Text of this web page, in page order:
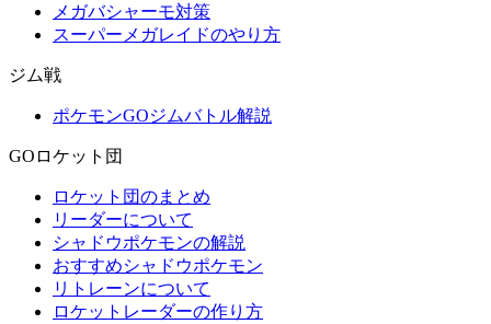
メガバシャーモ対策
スーパーメガレイドのやり方
ジム戦
ポケモンGOジムバトル解説
GOロケット団
ロケット団のまとめ
リーダーについて
シャドウポケモンの解説
おすすめシャドウポケモン
リトレーンについて
ロケットレーダーの作り方